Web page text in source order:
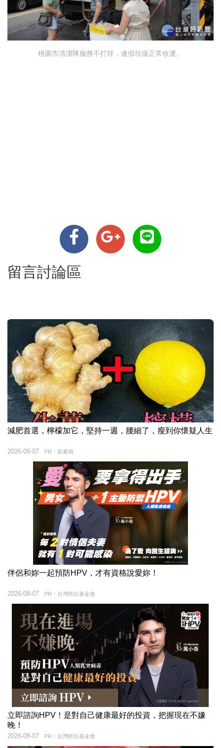
桃園市清潔隊服務不打烊，連假垃圾正常收運。
留言討論區
減肥首選，檸檬加它，堅持一週，腰細了，瘦到你懷疑人生
PR・新素簡
2026-08-07
伴侶和妳一起預防HPV，才有資格說愛妳！
PR・台灣癌症基金會
2026-08-07
立即諮詢HPV！是對自己健康最好的投資，把握現在不嫌
晚！
PR・台灣癌症基金會
2026-08-07